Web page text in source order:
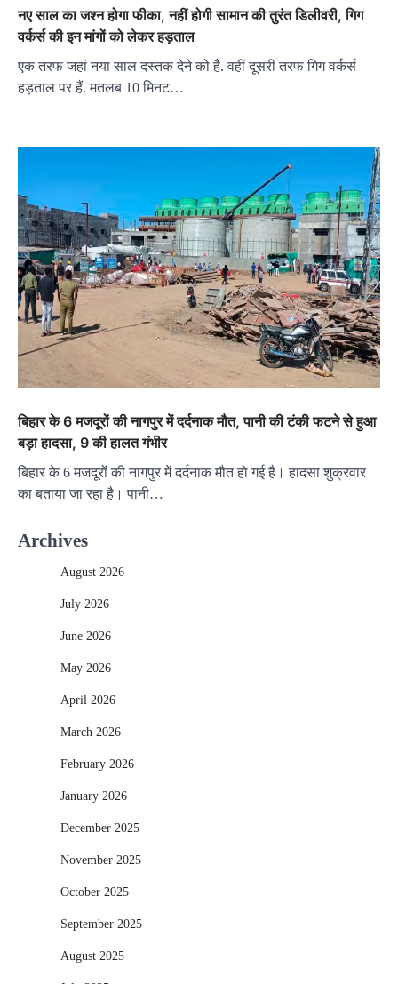
नए साल का जश्न होगा फीका, नहीं होगी सामान की तुरंत डिलीवरी, गिग
वर्कर्स की इन मांगों को लेकर हड़ताल
एक तरफ जहां नया साल दस्तक देने को है. वहीं दूसरी तरफ गिग वर्कर्स
हड़ताल पर हैं. मतलब 10 मिनट…
बिहार के 6 मजदूरों की नागपुर में दर्दनाक मौत, पानी की टंकी फटने से हुआ
बड़ा हादसा, 9 की हालत गंभीर
बिहार के 6 मजदूरों की नागपुर में दर्दनाक मौत हो गई है। हादसा शुक्रवार
का बताया जा रहा है। पानी…
Archives
August 2026
July 2026
June 2026
May 2026
April 2026
March 2026
February 2026
January 2026
December 2025
November 2025
October 2025
September 2025
August 2025